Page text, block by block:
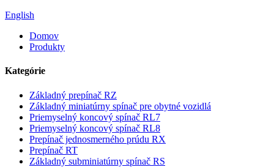
English
Domov
Produkty
Kategórie
Základný prepínač RZ
Základný miniatúrny spínač pre obytné vozidlá
Priemyselný koncový spínač RL7
Priemyselný koncový spínač RL8
Prepínač jednosmerného prúdu RX
Prepínač RT
Základný subminiatúrny spínač RS